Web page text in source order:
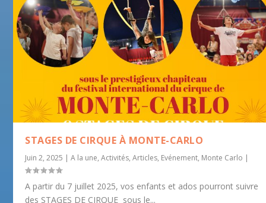
STAGES DE CIRQUE À MONTE-CARLO
Juin 2, 2025 |A la une,Activités,Articles, Evénement, Monte Carlo |
A partir du 7 juillet 2025, vos enfants et ados pourront suivre
des STAGES DE CIRQUE sous le...